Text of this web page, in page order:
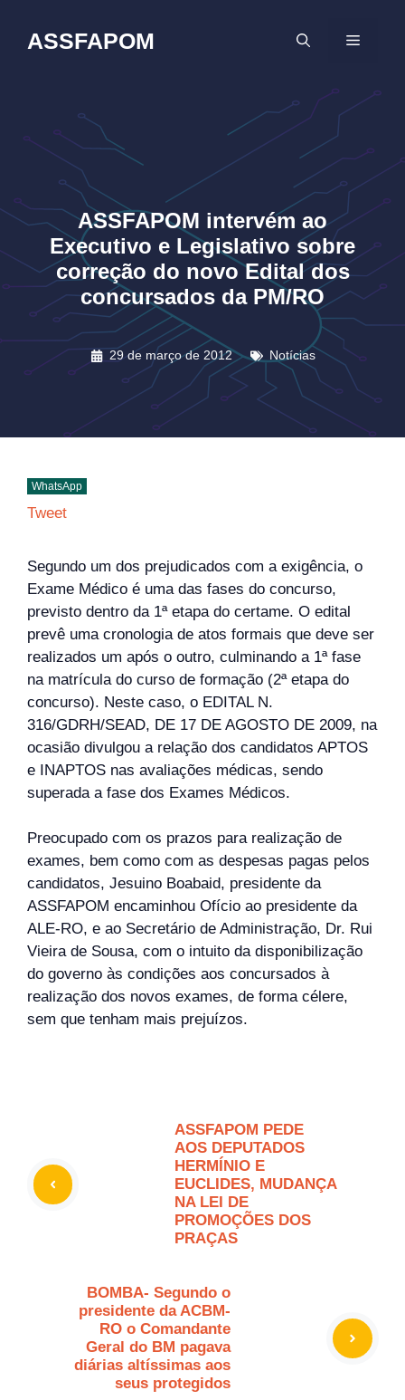
ASSFAPOM MENU
ASSFAPOM intervém ao
Executivo e Legislativo sobre
correção do novo Edital dos
concursados da PM/RO
29 de março de 2012 Notícias
WhatsApp
Tweet
Segundo um dos prejudicados com a exigência, o
Exame Médico é uma das fases do concurso,
previsto dentro da 1ª etapa do certame. O edital
prevê uma cronologia de atos formais que deve ser
realizados um após o outro, culminando a 1ª fase
na matrícula do curso de formação (2ª etapa do
concurso). Neste caso, o EDITAL N.
316/GDRH/SEAD, DE 17 DE AGOSTO DE 2009, na
ocasião divulgou a relação dos candidatos APTOS
e INAPTOS nas avaliações médicas, sendo
superada a fase dos Exames Médicos.
Preocupado com os prazos para realização de
exames, bem como com as despesas pagas pelos
candidatos, Jesuino Boabaid, presidente da
ASSFAPOM encaminhou Ofício ao presidente da
ALE-RO, e ao Secretário de Administração, Dr. Rui
Vieira de Sousa, com o intuito da disponibilização
do governo às condições aos concursados à
realização dos novos exames, de forma célere,
sem que tenham mais prejuízos.
ASSFAPOM PEDE
AOS DEPUTADOS
HERMÍNIO E
EUCLIDES, MUDANÇA
NA LEI DE
PROMOÇÕES DOS
PRAÇAS
BOMBA- Segundo o
presidente da ACBM-
RO o Comandante
Geral do BM pagava
diárias altíssimas aos
seus protegidos